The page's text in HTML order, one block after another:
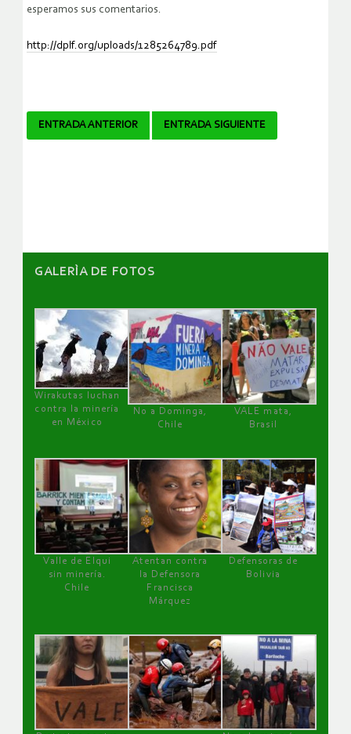
esperamos sus comentarios.
http://dplf.org/uploads/1285264789.pdf
Navegador
ENTRADA ANTERIOR ENTRADA SIGUIENTE
GALERÌA DE FOTOS
Wirakutas luchan
contra la minería
en México
No a Dominga,
Chile
VALE mata,
Brasil
Valle de Elqui
sin minería.
Chile
Atentan contra
la Defensora
Francisca
Márquez
Defensoras de
Bolivia